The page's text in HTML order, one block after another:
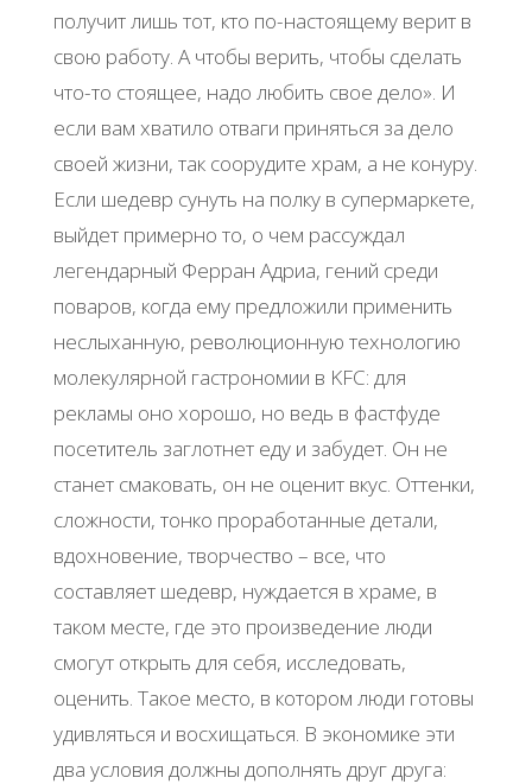
получит лишь тот, кто по-настоящему верит в
свою работу. А чтобы верить, чтобы сделать
что-то стоящее, надо любить свое дело». И
если вам хватило отваги приняться за дело
своей жизни, так соорудите храм, а не конуру.
Если шедевр сунуть на полку в супермаркете,
выйдет примерно то, о чем рассуждал
легендарный Ферран Адриа, гений среди
поваров, когда ему предложили применить
неслыханную, революционную технологию
молекулярной гастрономии в KFC: для
рекламы оно хорошо, но ведь в фастфуде
посетитель заглотнет еду и забудет. Он не
станет смаковать, он не оценит вкус. Оттенки,
сложности, тонко проработанные детали,
вдохновение, творчество – все, что
составляет шедевр, нуждается в храме, в
таком месте, где это произведение люди
смогут открыть для себя, исследовать,
оценить. Такое место, в котором люди готовы
удивляться и восхищаться. В экономике эти
два условия должны дополнять друг друга: